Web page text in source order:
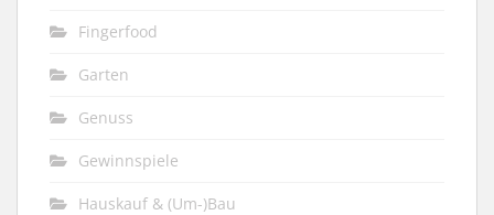
Fingerfood
Garten
Genuss
Gewinnspiele
Hauskauf & (Um-)Bau